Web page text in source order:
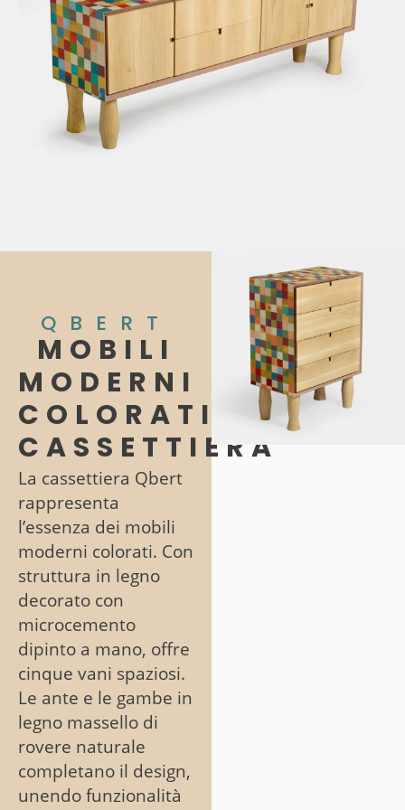
QBERT
MOBILI
MODERNI
COLORATI:
CASSETTIERA
La cassettiera Qbert
rappresenta
l’essenza dei mobili
moderni colorati. Con
struttura in legno
decorato con
microcemento
dipinto a mano, offre
cinque vani spaziosi.
Le ante e le gambe in
legno massello di
rovere naturale
completano il design,
unendo funzionalità